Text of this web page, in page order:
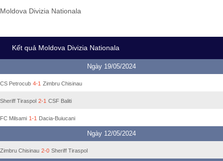
Moldova Divizia Nationala
Kết quả Moldova Divizia Nationala
Ngày 19/05/2024
CS Petrocub 4-1 Zimbru Chisinau
Sheriff Tiraspol 2-1 CSF Baliti
FC Milsami 1-1 Dacia-Buiucani
Ngày 12/05/2024
Zimbru Chisinau 2-0 Sheriff Tiraspol